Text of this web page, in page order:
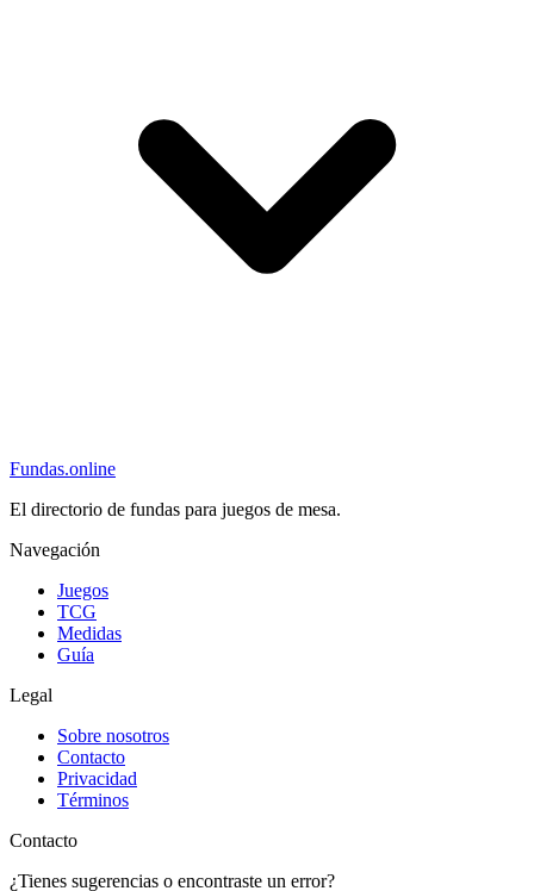
Fundas.online
El directorio de fundas para juegos de mesa.
Navegación
Juegos
TCG
Medidas
Guía
Legal
Sobre nosotros
Contacto
Privacidad
Términos
Contacto
¿Tienes sugerencias o encontraste un error?